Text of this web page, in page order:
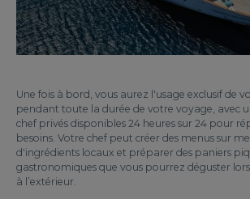
Une fois à bord, vous aurez l'usage exclusif de
pendant toute la durée de votre voyage, avec
chef privés disponibles 24 heures sur 24 pour
besoins. Votre chef peut créer des menus sur
d'ingrédients locaux et préparer des paniers
gastronomiques que vous pourrez déguster
à l’extérieur.